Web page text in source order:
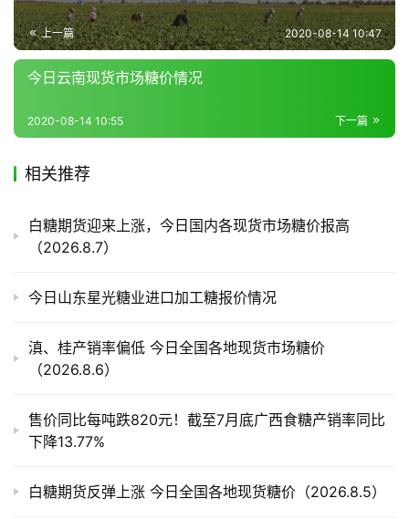
地
区
道
链
储
上一篇 2020-08-14 10:47
今日云南现货市场糖价情况
下一篇
2020-08-14 10:55
相关推荐
白糖期货迎来上涨，今日国内各现货市场糖价报高
（2026.8.7）
今日山东星光糖业进口加工糖报价情况
滇、桂产销率偏低 今日全国各地现货市场糖价
（2026.8.6）
售价同比每吨跌820元！截至7月底广西食糖产销率同比
下降13.77%
白糖期货反弹上涨 今日全国各地现货糖价（2026.8.5）